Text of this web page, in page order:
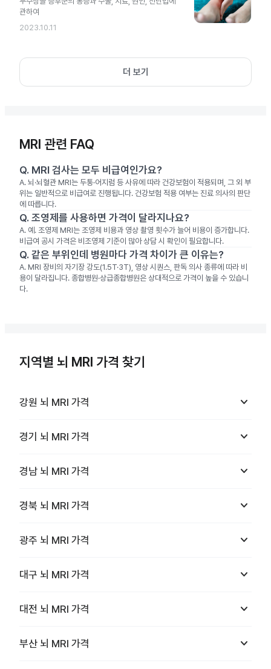
관하여
2023.10.11
더 보기
MRI 관련 FAQ
Q. MRI 검사는 모두 비급여인가요?
A. 뇌·뇌혈관 MRI는 두통·어지럼 등 사유에 따라 건강보험이 적용되며, 그 외 부
위는 일반적으로 비급여로 진행됩니다. 건강보험 적용 여부는 진료 의사의 판단
에 따릅니다.
Q. 조영제를 사용하면 가격이 달라지나요?
A. 예. 조영제 MRI는 조영제 비용과 영상 촬영 횟수가 늘어 비용이 증가합니다.
비급여 공시 가격은 비조영제 기준이 많아 상담 시 확인이 필요합니다.
Q. 같은 부위인데 병원마다 가격 차이가 큰 이유는?
A. MRI 장비의 자기장 강도(1.5T·3T), 영상 시퀀스, 판독 의사 종류에 따라 비
용이 달라집니다. 종합병원·상급종합병원은 상대적으로 가격이 높을 수 있습니
다.
지역별 뇌 MRI 가격 찾기
강원 뇌 MRI 가격 keyboard_arrow_down
경기 뇌 MRI 가격 keyboard_arrow_down
경남 뇌 MRI 가격 keyboard_arrow_down
경북 뇌 MRI 가격 keyboard_arrow_down
광주 뇌 MRI 가격 keyboard_arrow_down
대구 뇌 MRI 가격 keyboard_arrow_down
대전 뇌 MRI 가격 keyboard_arrow_down
부산 뇌 MRI 가격 keyboard_arrow_down